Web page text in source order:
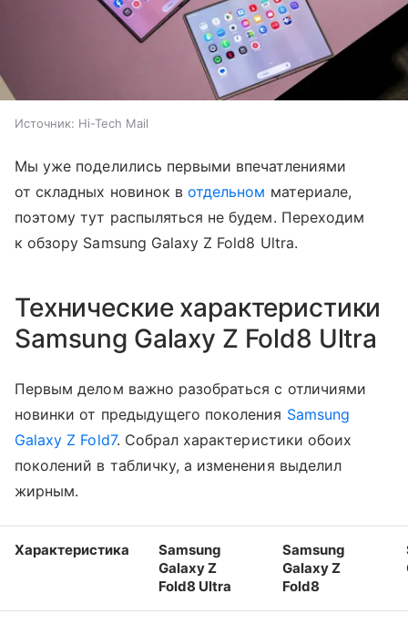
Источник: Hi-Tech Mail
Мы уже поделились первыми впечатлениями
от складных новинок вотдельном материале,
поэтому тут распыляться не будем. Переходим
к обзору Samsung Galaxy Z Fold8 Ultra.
Технические характеристики
Samsung Galaxy Z Fold8 Ultra
Первым делом важно разобраться с отличиями
новинки от предыдущего поколения Samsung
Galaxy Z Fold7. Собрал характеристики обоих
поколений в табличку, а изменения выделил
жирным.
Характеристика
Samsung
Galaxy Z
Fold8 Ultra
Samsung
Galaxy Z
Fold8